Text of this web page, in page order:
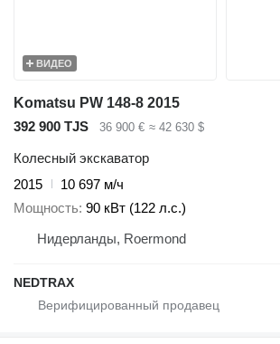
ВИДЕО
Komatsu PW 148-8 2015
392 900 TJS
36 900 € ≈ 42 630 $
Колесный экскаватор
2015
10 697 м/ч
Мощность 90 кВт (122 л.с.)
Нидерланды, Roermond
NEDTRAX